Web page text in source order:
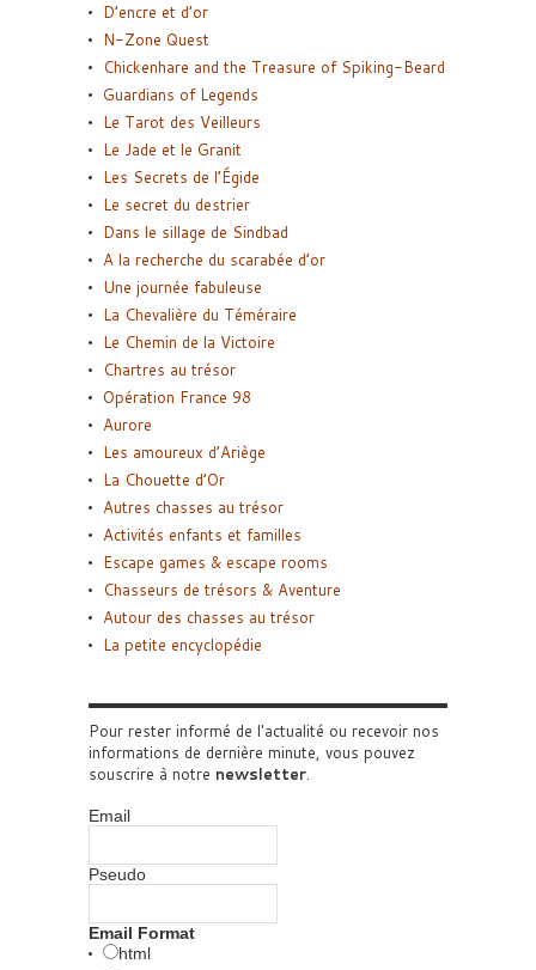
D’encre et d’or
N-Zone Quest
Chickenhare and the Treasure of Spiking-Beard
Guardians of Legends
Le Tarot des Veilleurs
Le Jade et le Granit
Les Secrets de l’Égide
Le secret du destrier
Dans le sillage de Sindbad
A la recherche du scarabée d’or
Une journée fabuleuse
La Chevalière du Téméraire
Le Chemin de la Victoire
Chartres au trésor
Opération France 98
Aurore
Les amoureux d’Ariège
La Chouette d’Or
Autres chasses au trésor
Activités enfants et familles
Escape games & escape rooms
Chasseurs de trésors & Aventure
Autour des chasses au trésor
La petite encyclopédie
Pour rester informé de l'actualité ou recevoir nos
informations de dernière minute, vous pouvez
souscrire à notre newsletter.
Email
Pseudo
Email Format
html